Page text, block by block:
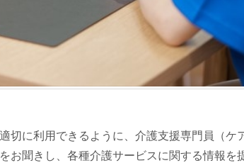
切に利用できるように、介護支援専門員（ケ
お聞きし、各種介護サービスに関する情報を